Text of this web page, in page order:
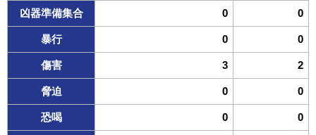
凶器準備集合 0 0
暴行 0 0
傷害 3 2
脅迫 0 0
恐喝 0 0